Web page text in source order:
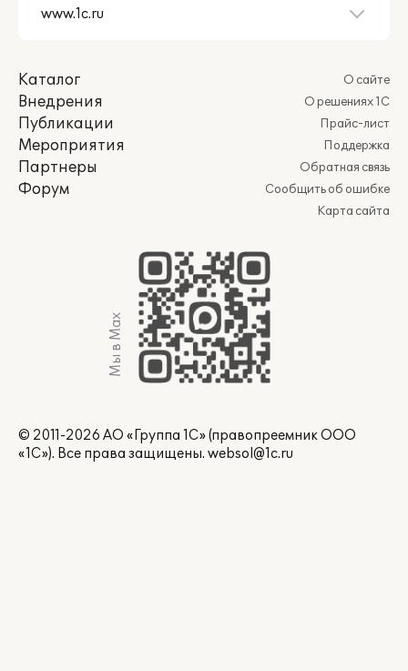
Каталог
Внедрения
Публикации
Мероприятия
Партнеры
Форум
О сайте
О решениях 1С
Прайс-лист
Поддержка
Обратная связь
Сообщить об ошибке
Карта сайта
Мы в Max
© 2011-2026 АО «Группа 1С» (правопреемник ООО
«1С»). Все права защищены. websol@1c.ru